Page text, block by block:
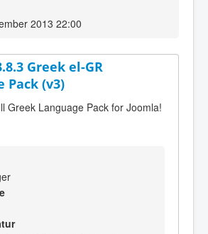
2013 22:00
Greek el-GR
Pack (v3)
Greek Language Pack for Joomla!